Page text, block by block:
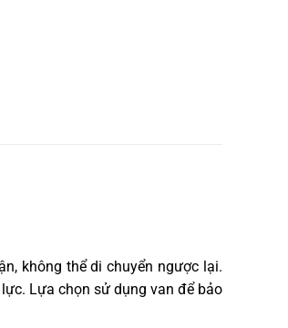
không thể di chuyển ngược lại.
Lựa chọn sử dụng van để bảo